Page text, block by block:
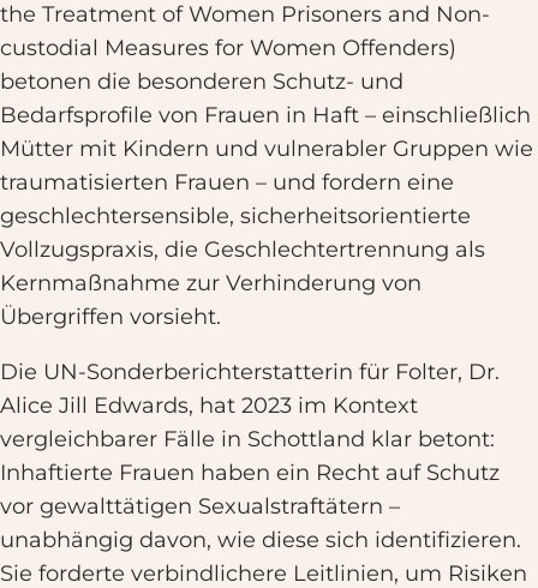
the Treatment of Women Prisoners and Non-
custodial Measures for Women Offenders)
betonen die besonderen Schutz- und
Bedarfsprofile von Frauen in Haft – einschließlich
Mütter mit Kindern und vulnerabler Gruppen wie
traumatisierten Frauen – und fordern eine
geschlechtersensible, sicherheitsorientierte
Vollzugspraxis, die Geschlechtertrennung als
Kernmaßnahme zur Verhinderung von
Übergriffen vorsieht.
Die UN-Sonderberichterstatterin für Folter, Dr.
Alice Jill Edwards, hat 2023 im Kontext
vergleichbarer Fälle in Schottland klar betont:
Inhaftierte Frauen haben ein Recht auf Schutz
vor gewalttätigen Sexualstraftätern –
unabhängig davon, wie diese sich identifizieren.
Sie forderte verbindlichere Leitlinien, um Risiken